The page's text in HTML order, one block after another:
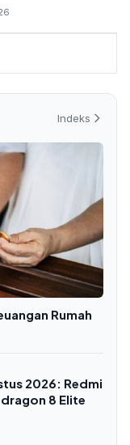
Indeks
Rumah
2026: Redmi
8 Elite